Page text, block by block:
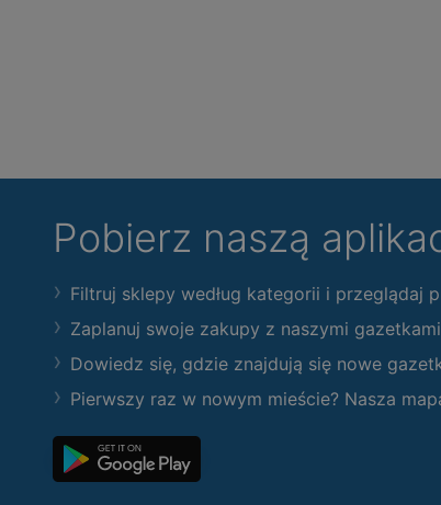
Pobierz naszą
Filtruj sklepy według kategorii i przeglądaj
Zaplanuj swoje zakupy z naszymi gazetkami
Dowiedz się, gdzie znajdują się nowe
Pierwszy raz w nowym mieście? Nasza